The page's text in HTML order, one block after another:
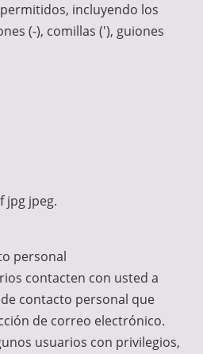
incluyendo los
(-), comillas ('), guiones
jpg jpeg.
personal
contacten con usted a
contacto personal que
de correo electrónico.
usuarios con privilegios,